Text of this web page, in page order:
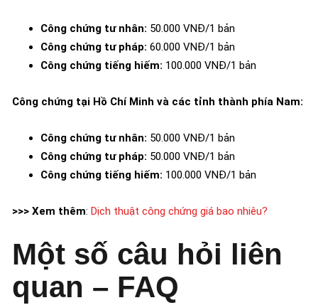
Công chứng tư nhân: 50.000 VNĐ/1 bản
Công chứng tư pháp: 60.000 VNĐ/1 bản
Công chứng tiếng hiếm: 100.000 VNĐ/1 bản
Công chứng tại Hồ Chí Minh và các tỉnh thành phía Nam:
Công chứng tư nhân: 50.000 VNĐ/1 bản
Công chứng tư pháp: 50.000 VNĐ/1 bản
Công chứng tiếng hiếm: 100.000 VNĐ/1 bản
>>> Xem thêm: Dịch thuật công chứng giá bao nhiêu?
Một số câu hỏi liên
quan – FAQ